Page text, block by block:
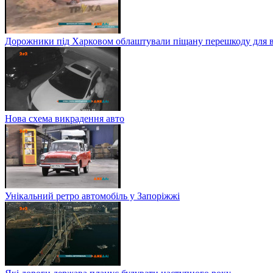
Дорожники під Харковом облаштували піщану перешкоду для
Нова схема викрадення авто
Унікальний ретро автомобіль у Запоріжжі